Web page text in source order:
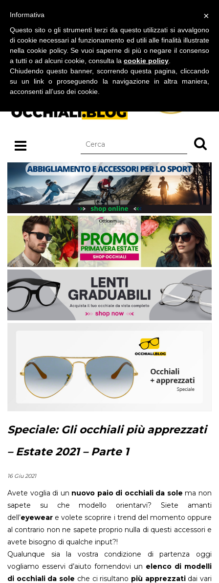
BLOG SU OCCHIALI DA SOLE E OCCHIALI DA VISTA
Speciale: Gli occhiali più apprezzati
– Estate 2021 – Parte 1
16 Giu 2021
Avete voglia di un nuovo paio di occhiali da sole ma non
sapete su che modello orientarvi? Siete amanti
dell’eyewear e volete scoprire i trend del momento oppure
al contrario non ne sapete proprio nulla di questi accessori e
avete bisogno di qualche input?!
Qualunque sia la vostra condizione di partenza oggi
vogliamo esservi d’aiuto fornendovi un elenco di modelli
di occhiali da sole che ci risultano più apprezzatidai vari
×
Informativa
Questo sito o gli strumenti terzi da questo utilizzati si avvalgono
di cookie necessari al funzionamento ed utili alle finalità illustrate
nella cookie policy. Se vuoi saperne di più o negare il consenso
a tutti o ad alcuni cookie, consulta la cookie policy
Chiudendo questo banner, scorrendo questa pagina, cliccando
su un link o proseguendo la navigazione in altra maniera,
acconsenti all’uso dei cookie.